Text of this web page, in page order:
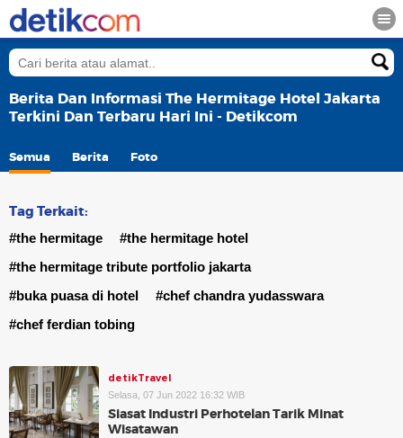
Berita Dan Informasi The Hermitage Hotel Jakarta
Terkini Dan Terbaru Hari Ini - Detikcom
Semua Berita Foto
Tag Terkait:
#the hermitage
#the hermitage hotel
#the hermitage tribute portfolio jakarta
#buka puasa di hotel
#chef chandra yudasswara
#chef ferdian tobing
detikTravel
Selasa, 07 Jun 2022 16:32 WIB
Siasat Industri Perhotelan Tarik Minat
Wisatawan